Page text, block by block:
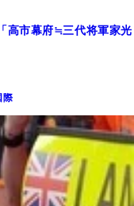
高市幕府≒三代将軍家光
際